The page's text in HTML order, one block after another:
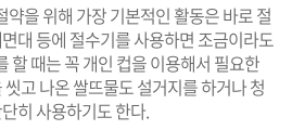
약을 위해 가장 기본적인 활동은 바로 절
대 등에 절수기를 사용하면 조금이라도
할 때는 꼭 개인 컵을 이용해서 필요한
고 나온 쌀뜨물도 설거지를 하거나 청
히 사용하기도 한다.